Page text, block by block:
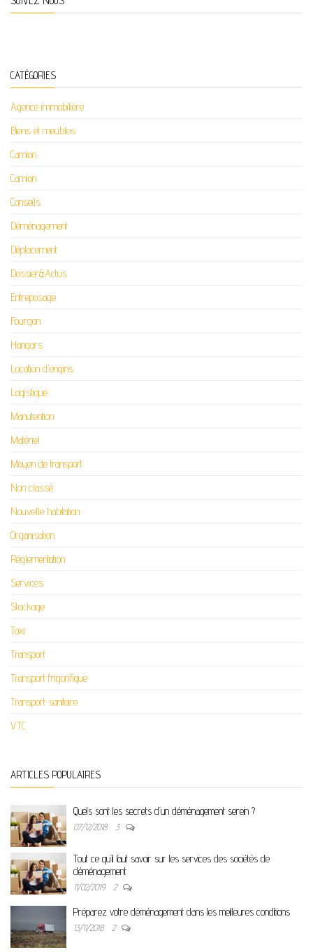
CATÉGORIES
Agence immobilière
Biens et meubles
Camion
Camion
Conseils
Déménagement
Déplacement
Dossier&Actus
Entreposage
Fourgon
Hangars
Location d'engins
Logistique
Manutention
Matériel
Moyen de transport
Non classé
Nouvelle habitation
Organisation
Réglementation
Services
Stockage
Taxi
Transport
Transport frigorifique
Transport sanitaire
VTC
ARTICLES POPULAIRES
Quels sont les secrets d’un déménagement serein ?
07/12/2018 3
Tout ce qu’il faut savoir sur les services des sociétés de
déménagement
11/02/2019 2
Préparez votre déménagement dans les meilleures conditions
13/11/2018 2